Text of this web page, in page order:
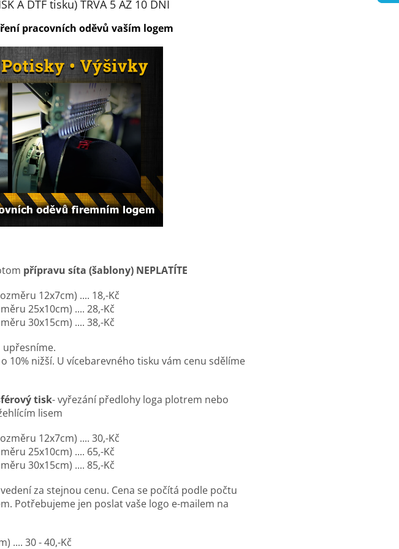
A DTF tisku) TRVÁ 5 AŽ 10 DNÍ
pracovních oděvů vaším logem
přípravu síta (šablony) NEPLATÍTE
12x7cm) .... 18,-Kč
.... 28,-Kč
.... 38,-Kč
U vícebarevného tisku vám cenu sdělíme
tisk- vyřezání předlohy loga plotrem nebo
lisem
12x7cm) .... 30,-Kč
.... 65,-Kč
.... 85,-Kč
za stejnou cenu. Cena se počítá podle počtu
Potřebujeme jen poslat vaše logo e-mailem na
.... 30 - 40,-Kč